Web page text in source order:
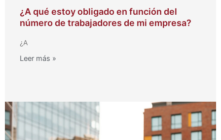
¿A qué estoy obligado en función del
número de trabajadores de mi empresa?
¿A
Leer más »